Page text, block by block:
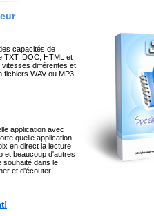
capacités de
TXT, DOC, HTML et
vitesses différentes et
fichiers WAV ou MP3
application avec
quelle application,
en direct la lecture
et beaucoup d'autres
souhaité dans le
et d'écouter!